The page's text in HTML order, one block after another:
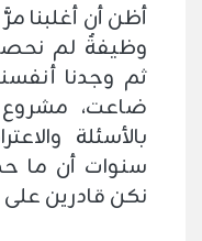
أظن أن أغلبنا
وظيفةٌ لم
ثم وجدنا
ضاعت، مشروع
بالأسئلة
سنوات أن ما
نكن قادرين على